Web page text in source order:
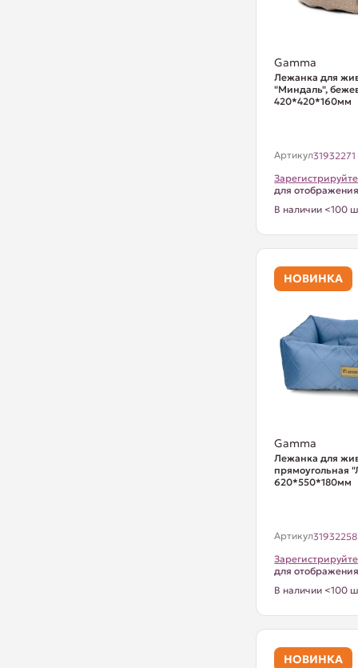
Gamma
Лежанка для
"Миндаль",
420*420*160мм
Артикул31932271
для
В наличии <100
НОВИНКА
Gamma
Лежанка для
прямоугольная
620*550*180мм
Артикул31932258
для
В наличии <100
НОВИНКА